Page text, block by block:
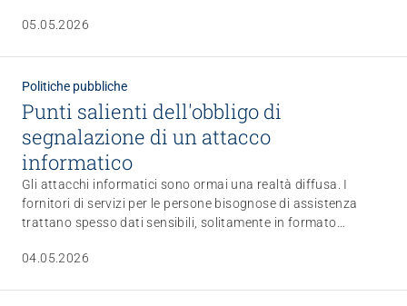
importanza sociale e l’orgoglio per il proprio lavoro. È quanto
piena di umanità» promossa da ARTISET, Spitex Svizzera e
OdASanté.
05.05.2026
Politiche pubbliche
Punti salienti dell'obbligo di
segnalazione di un attacco
informatico
Gli attacchi informatici sono ormai una realtà diffusa. I
fornitori di servizi per le persone bisognose di assistenza
trattano spesso dati sensibili, solitamente in formato
infrastrutture critiche, per le quali vige l'obbligo di segnalare
04.05.2026